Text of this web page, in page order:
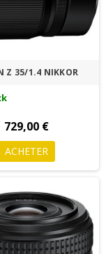
Z 35/1.4 NIKKOR
729,00 €
ACHETER